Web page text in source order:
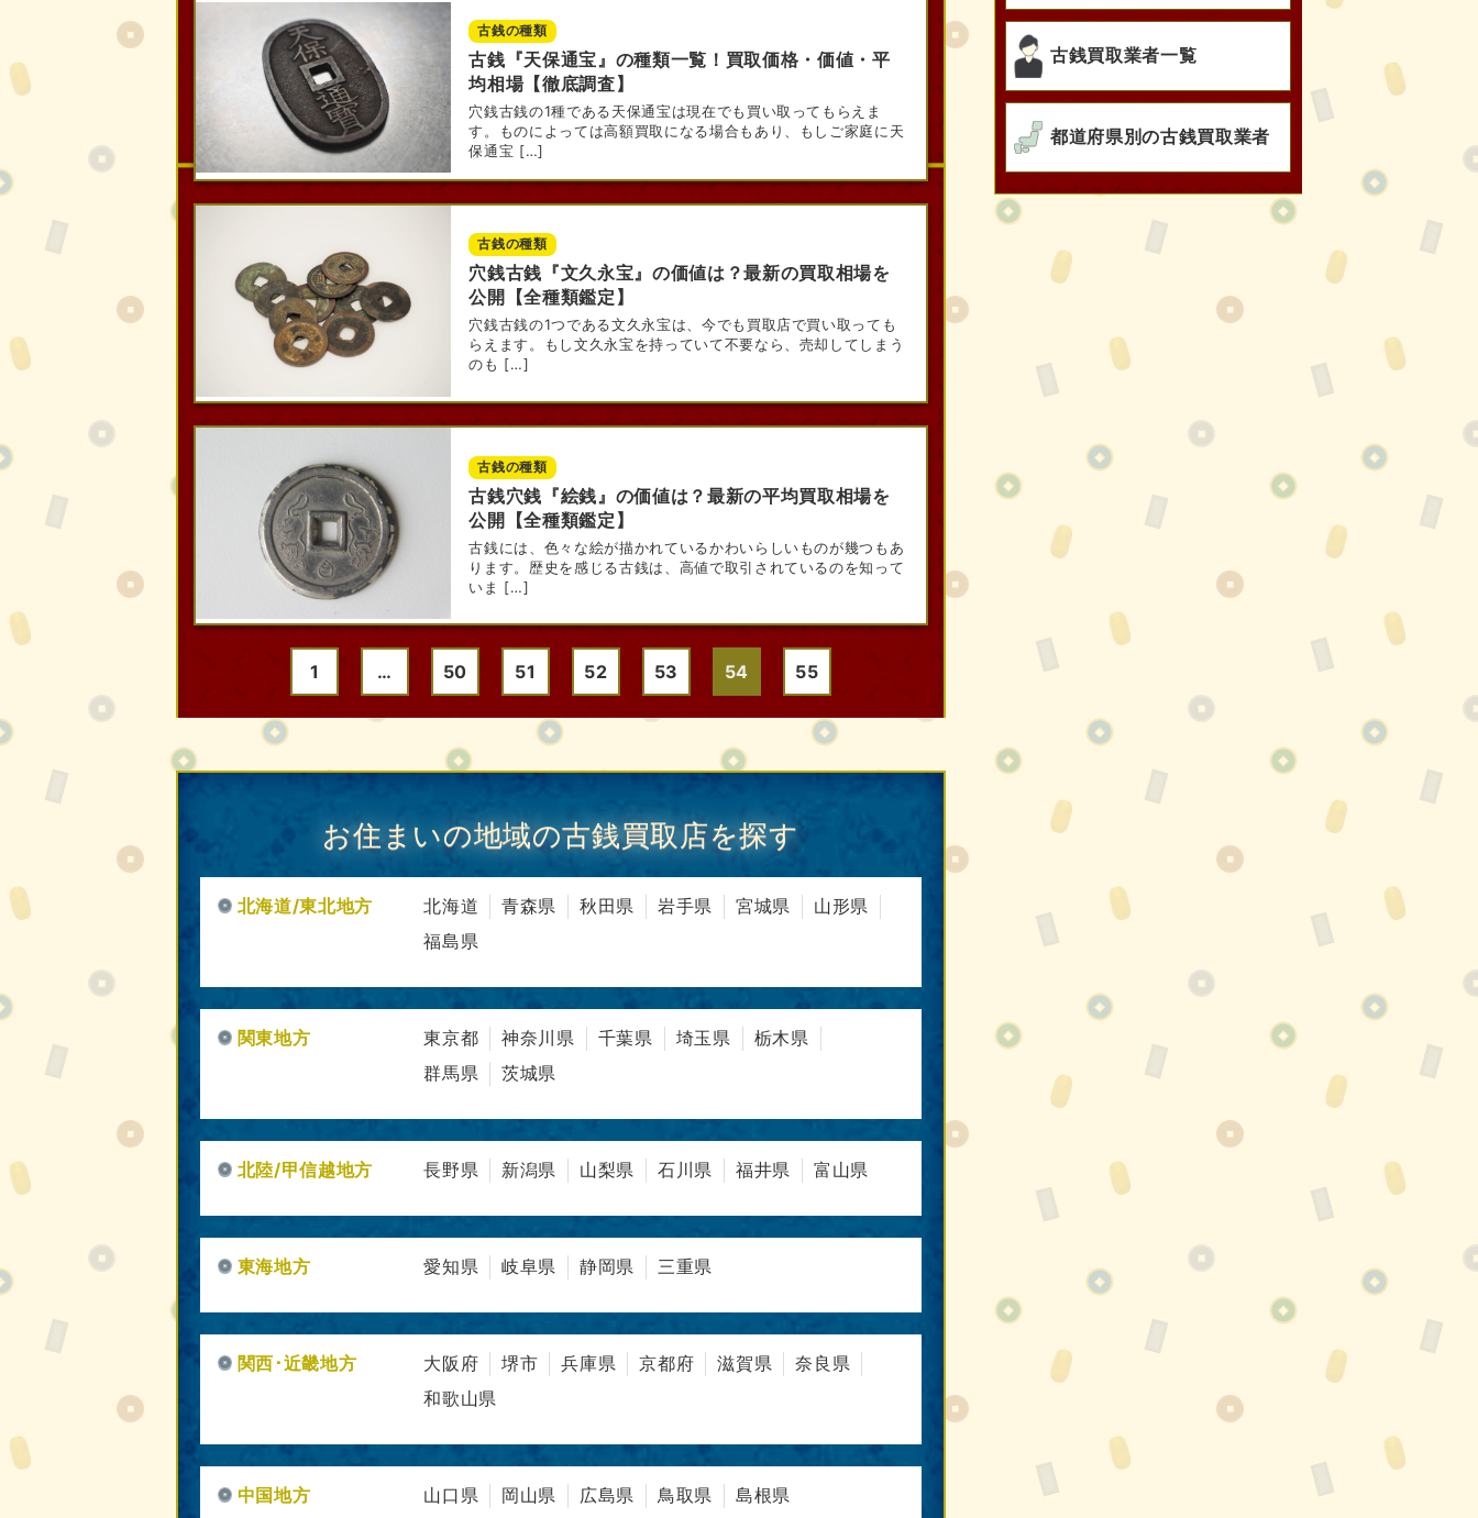
古銭の種類
古銭『天保通宝』の種類一覧！買取価格・価値・平
均相場【徹底調査】
穴銭古銭の1種である天保通宝は現在でも買い取ってもらえま
す。ものによっては高額買取になる場合もあり、もしご家庭に天
保通宝 […]
古銭の種類
穴銭古銭『文久永宝』の価値は？最新の買取相場を
公開【全種類鑑定】
穴銭古銭の1つである文久永宝は、今でも買取店で買い取っても
らえます。もし文久永宝を持っていて不要なら、売却してしまう
のも […]
古銭の種類
古銭穴銭『絵銭』の価値は？最新の平均買取相場を
公開【全種類鑑定】
古銭には、色々な絵が描かれているかわいらしいものが幾つもあ
ります。歴史を感じる古銭は、高値で取引されているのを知って
いま […]
1 … 50 51 52 53 54 55
お住まいの地域の古銭買取店を探す
北海道/東北地方 北海道 青森県 秋田県 岩手県 宮城県
山形県
福島県
関東地方 東京都 神奈川県 千葉県 埼玉県
栃木県
群馬県
茨城県
北陸/甲信越地方 長野県 新潟県 山梨県 石川県 福井県 富山県
東海地方 愛知県 岐阜県 静岡県 三重県
関西･近畿地方 大阪府 堺市 兵庫県 京都府 滋賀県
奈良県
和歌山県
中国地方 山口県 岡山県 広島県 鳥取県 島根県
古銭買取業者一覧
都道府県別の古銭買取業者